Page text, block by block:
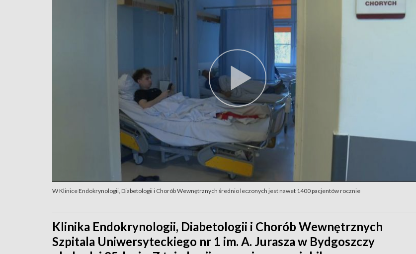
W Klinice Endokrynologii, Diabetologii i Chorób Wewnętrznych średnio leczonych jest nawet 1400 pacjentów rocznie
Klinika Endokrynologii, Diabetologii i Chorób Wewnętrznych
Szpitala Uniwersyteckiego nr 1 im. A. Jurasza w Bydgoszczy